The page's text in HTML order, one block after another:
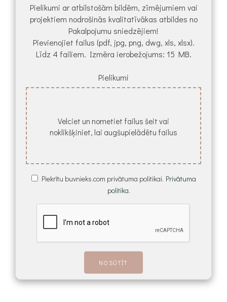
Pielikumi ar atbilstošām bildēm, zīmējumiem vai
projektiem nodrošinās kvalitatīvākas atbildes no
Pakalpojumu sniedzējiem!
Pievienojiet failus (pdf, jpg, png, dwg, xls, xlsx).
Līdz 4 failiem. Izmēra ierobežojums: 15 MB.
Pielikumi
Velciet un nometiet failus šeit vai
noklikšķiniet, lai augšupielādētu failus
Piekrītu buvnieks.com privātuma politikai. Privātuma
politika.